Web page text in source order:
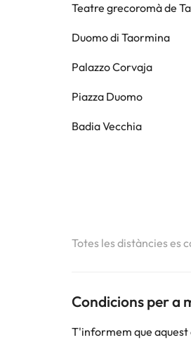
Teatre grecoromà de
Duomo di Taormina
Palazzo Corvaja
Piazza Duomo
Badia Vecchia
Totes les distàncies es
Condicions per a
T'informem que